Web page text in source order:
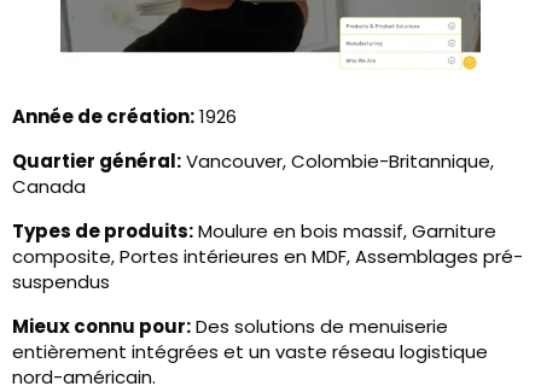
Année de création:1926
Quartier général:Vancouver, Colombie-Britannique,
Canada
Types de produits:Moulure en bois massif, Garniture
composite, Portes intérieures en MDF, Assemblages pré-
suspendus
Mieux connu pour:Des solutions de menuiserie
entièrement intégrées et un vaste réseau logistique
nord-américain.